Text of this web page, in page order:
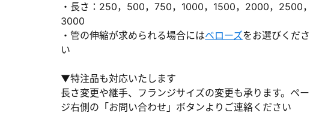
・長さ：250，500，750，1000，1500，2000，2500，
3000
・管の伸縮が求められる場合にはベローズをお選びくださ
い
▼特注品も対応いたします
長さ変更や継手、フランジサイズの変更も承ります。ペー
ジ右側の「お問い合わせ」ボタンよりご連絡ください